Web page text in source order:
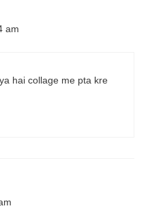
am
hai collage me pta kre